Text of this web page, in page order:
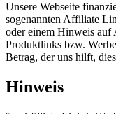
Unsere Webseite
sogenannten Affiliate
oder einem Hinweis
Produktlinks bzw.
Betrag, der uns hilft,
Hinweis